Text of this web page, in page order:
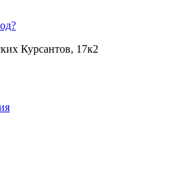
Курсантов, 17к2